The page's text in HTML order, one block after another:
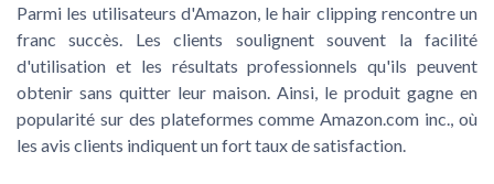
Parmi les utilisateurs d'Amazon, le hair clipping rencontre un
franc succès. Les clients soulignent souvent la facilité
d'utilisation et les résultats professionnels qu'ils peuvent
obtenir sans quitter leur maison. Ainsi, le produit gagne en
popularité sur des plateformes comme Amazon.com inc., où
les avis clients indiquent un fort taux de satisfaction.